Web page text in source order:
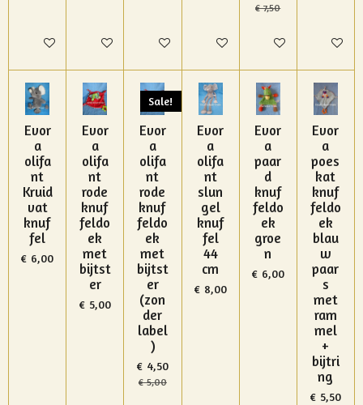
In winkelwagenIn winkelwagenIn winkelwagenIn winkelwagen
€ 7,50
In winkelwagen
In
Evor
a
olifa
nt
Kruid
vat
knuf
fel
€ 6,00
Evor
a
olifa
nt
rode
knuf
feldo
ek
met
bijtst
er
€ 5,00
Sale!
Evor
a
olifa
nt
rode
knuf
feldo
ek
met
bijtst
er
(zon
der
label
)
€ 4,50
€ 5,00
Evor
a
olifa
nt
slun
gel
knuf
fel
44
cm
€ 8,00
Evor
a
paar
d
knuf
feldo
ek
groe
n
€ 6,00
Evor
a
poes
kat
knuf
feldo
ek
blau
w
paar
s
met
ram
mel
+
bijtri
ng
€ 5,50